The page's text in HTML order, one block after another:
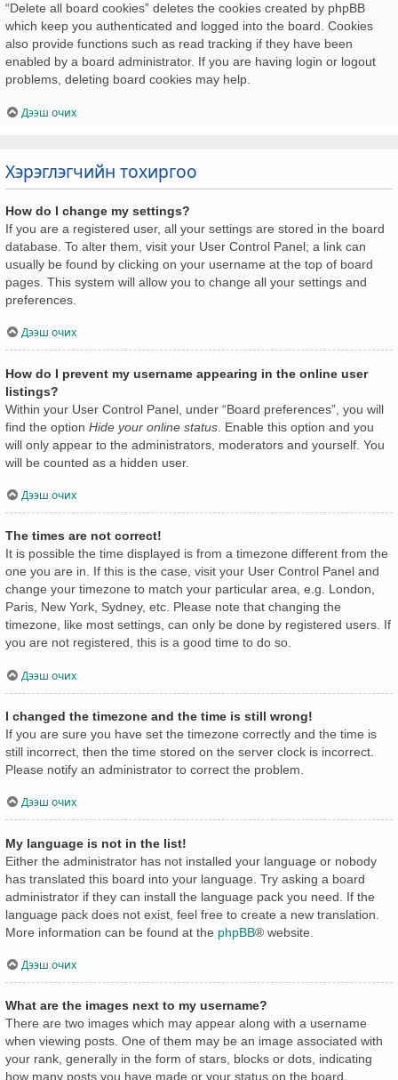
“Delete all board cookies” deletes the cookies created by phpBB
which keep you authenticated and logged into the board. Cookies
also provide functions such as read tracking if they have been
enabled by a board administrator. If you are having login or logout
problems, deleting board cookies may help.
Дээш очих
Хэрэглэгчийн тохиргоо
How do I change my settings?
If you are a registered user, all your settings are stored in the board
database. To alter them, visit your User Control Panel; a link can
usually be found by clicking on your username at the top of board
pages. This system will allow you to change all your settings and
preferences.
Дээш очих
How do I prevent my username appearing in the online user
listings?
Within your User Control Panel, under “Board preferences”, you will
find the option Hide your online status . Enable this option and you
will only appear to the administrators, moderators and yourself. You
will be counted as a hidden user.
Дээш очих
The times are not correct!
It is possible the time displayed is from a timezone different from the
one you are in. If this is the case, visit your User Control Panel and
change your timezone to match your particular area, e.g. London,
Paris, New York, Sydney, etc. Please note that changing the
timezone, like most settings, can only be done by registered users. If
you are not registered, this is a good time to do so.
Дээш очих
I changed the timezone and the time is still wrong!
If you are sure you have set the timezone correctly and the time is
still incorrect, then the time stored on the server clock is incorrect.
Please notify an administrator to correct the problem.
Дээш очих
My language is not in the list!
Either the administrator has not installed your language or nobody
has translated this board into your language. Try asking a board
administrator if they can install the language pack you need. If the
language pack does not exist, feel free to create a new translation.
More information can be found at the phpBB® website.
Дээш очих
What are the images next to my username?
There are two images which may appear along with a username
when viewing posts. One of them may be an image associated with
your rank, generally in the form of stars, blocks or dots, indicating
how many posts you have made or your status on the board.